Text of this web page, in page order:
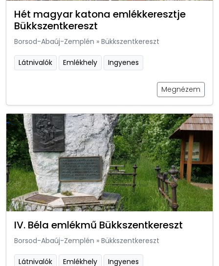
Hét magyar katona emlékkeresztje
Bükkszentkereszt
Borsod-Abaúj-Zemplén » Bükkszentkereszt
Látnivalók Emlékhely Ingyenes
Megnézem
IV. Béla emlékmű Bükkszentkereszt
Borsod-Abaúj-Zemplén » Bükkszentkereszt
Látnivalók Emlékhely Ingyenes